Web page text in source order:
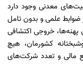
معدنی وجود دارد
علمی و بدون تامل
خروجی اکتشافی
کشورمان، هیچ
مالی و تعدد شرکت‌های